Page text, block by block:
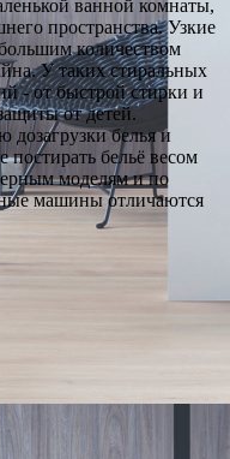
ванной комнаты,
пространства. Узкие
количеством
У таких стиральных
- от быстрой стирки и
от детей.
белья и
бельё весом
моделям и по
машины отличаются